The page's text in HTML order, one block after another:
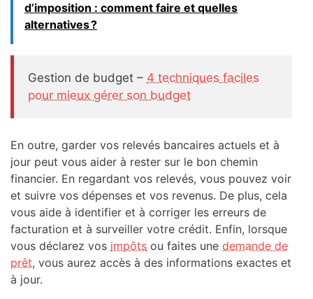
d’imposition : comment faire et quelles
alternatives ?
Gestion de budget – 4 techniques faciles
pour mieux gérer son budget
En outre, garder vos relevés bancaires actuels et à
jour peut vous aider à rester sur le bon chemin
financier. En regardant vos relevés, vous pouvez voir
et suivre vos dépenses et vos revenus. De plus, cela
vous aide à identifier et à corriger les erreurs de
facturation et à surveiller votre crédit. Enfin, lorsque
vous déclarez vos impôts ou faites une demande de
prêt, vous aurez accès à des informations exactes et
à jour.